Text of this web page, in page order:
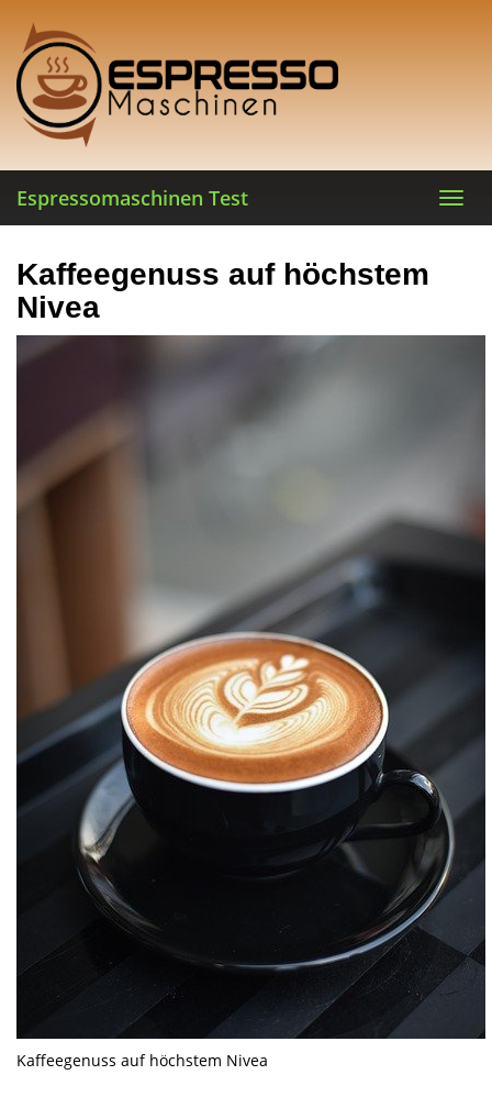
main
content
Espressomaschinen Test
Kaffeegenuss auf höchstem
Nivea
Kaffeegenuss auf höchstem Nivea